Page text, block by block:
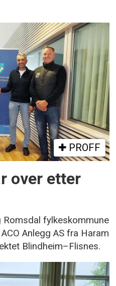
PROFF
over etter
Romsdal fylkeskommune
Anlegg AS fra Haram
Blindheim–Flisnes.